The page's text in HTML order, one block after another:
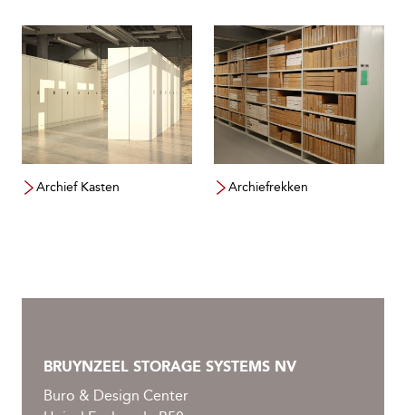
Archief Kasten Archiefrekken
BRUYNZEEL STORAGE SYSTEMS NV
Buro & Design Center